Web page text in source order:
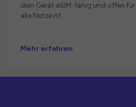
dein Gerät eSIM-fähig und offen für
alle Netze ist.
Mehr erfahren